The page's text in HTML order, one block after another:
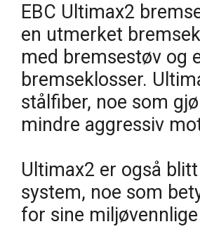
EBC Ultimax2
en utmerket
med bremsestøv og
bremseklosser.
stålfiber, noe som
mindre aggressiv
Ultimax2 er også
system, noe som
for sine